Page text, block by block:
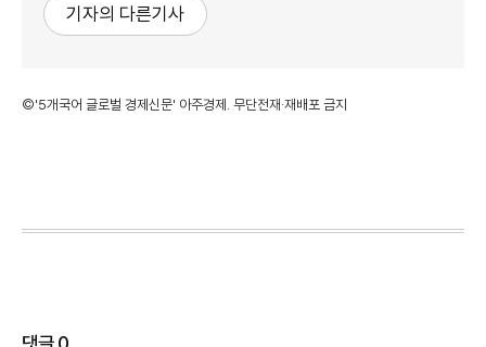
기자의 다른기사
©'5개국어 글로벌 경제신문' 아주경제. 무단전재·재배포 금지